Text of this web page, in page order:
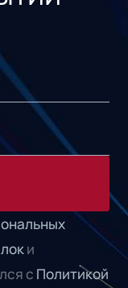
и
с Политикой